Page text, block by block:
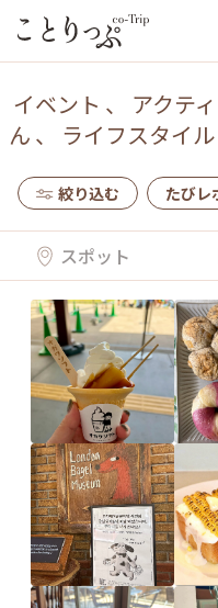
イベント 、 アクテ
ん 、 ライフスタイル
絞り込む たびレ
スポット